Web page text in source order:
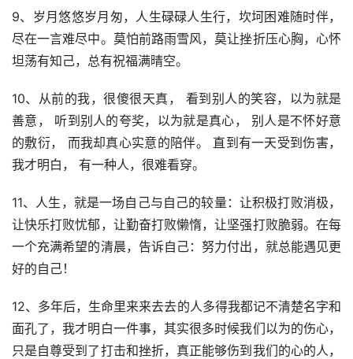
9、岁月悠悠岁月匆，人生碌碌人生行，坎坷困难随时伴，
尽在一言难尽中。莫怕前路雨雪风，莫让挫折压心胸，心怀
坦荡有知己，总有祝福满晴空。
10、从前的我，很傻很天真， 看到别人的笑容，以为就是
善意， 听到别人的夸奖，以为就是真心， 别人是不怀好意
的敷衍， 而我却真心实意的陪伴。 直到有一天受到伤害，
我才明白， 有一种人，很难看穿。
11、人生，就是一场自己与自己的较量：让积极打败消极，
让快乐打败忧郁，让勤奋打败懒惰，让坚强打败脆弱。在每
一个充满希望的清晨，告诉自己：努力付出，就总能遇见更
好的自己！
12、多年后，生命里来来去去的人多得我都记不清楚名字和
面孔了，我才明白一件事，其实很多时候我们以为的伤心，
只是自尊受到了打击和挫折，真正能够伤到我们的心的人，